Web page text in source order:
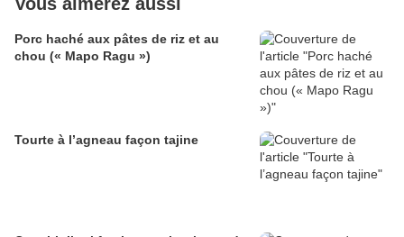
Porc haché aux pâtes de riz et au
chou (« Mapo Ragu »)
Tourte à l’agneau façon tajine